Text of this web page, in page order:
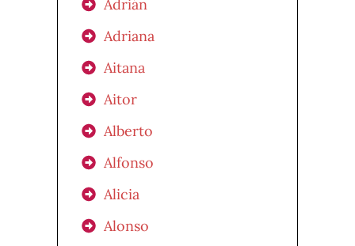
Adrián
Adriana
Aitana
Aitor
Alberto
Alfonso
Alicia
Alonso